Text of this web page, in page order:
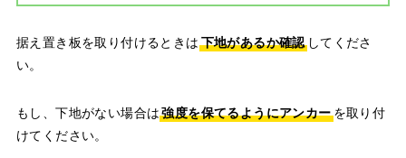
据え置き板を取り付けるときは 下地があるか確認してくださ
い。
もし、下地がない場合は強度を保てるようにアンカーを取り付
けてください。